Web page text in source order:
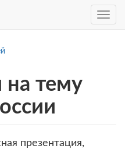
Toggle
на тему
презентация,